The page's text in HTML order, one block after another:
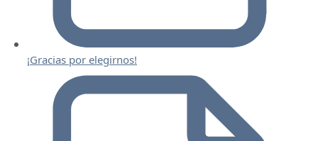
¡Gracias por elegirnos!